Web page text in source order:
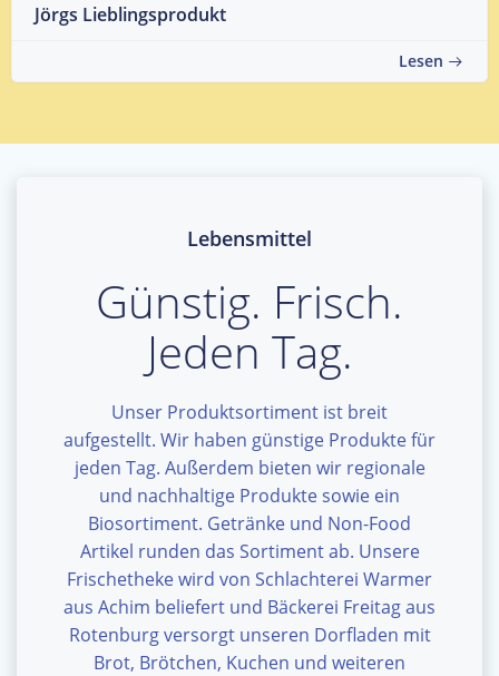
Jörgs Lieblingsprodukt
Lesen
Lebensmittel
Günstig. Frisch.
Jeden Tag.
Unser Produktsortiment ist breit
aufgestellt. Wir haben günstige Produkte für
jeden Tag. Außerdem bieten wir regionale
und nachhaltige Produkte sowie ein
Biosortiment. Getränke und Non-Food
Artikel runden das Sortiment ab. Unsere
Frischetheke wird von Schlachterei Warmer
aus Achim beliefert und Bäckerei Freitag aus
Rotenburg versorgt unseren Dorfladen mit
Brot, Brötchen, Kuchen und weiteren